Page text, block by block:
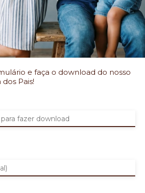
e faça o download do nosso
Pais!
o mouse na imagem para aproximar
sintético com interior em veludo